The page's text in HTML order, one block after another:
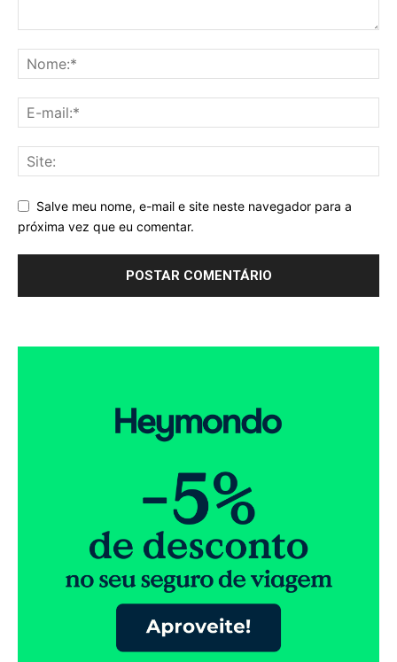
Salve meu nome, e-mail e site neste navegador para a
próxima vez que eu comentar.